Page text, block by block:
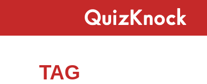
TAG